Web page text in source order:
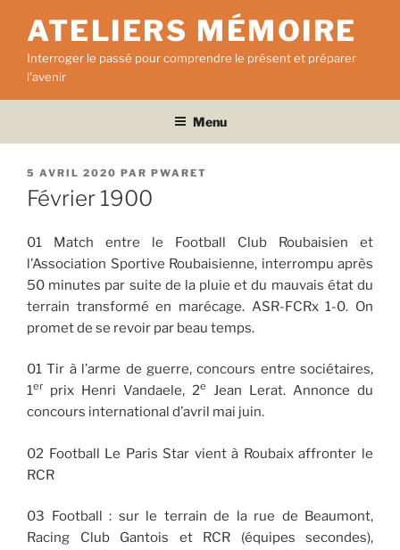
contenu
principal
ATELIERS MÉMOIRE
Interroger le passé pour comprendre le présent et préparer
l'avenir
Menu
PUBLIÉ
LE
5 AVRIL 2020 PAR PWARET
Février 1900
01 Match entre le Football Club Roubaisien et
l’Association Sportive Roubaisienne, interrompu après
50 minutes par suite de la pluie et du mauvais état du
terrain transformé en marécage. ASR-FCRx 1-0. On
promet de se revoir par beau temps.
01 Tir à l’arme de guerre, concours entre sociétaires,
1er prix Henri Vandaele, 2e
Jean Lerat. Annonce du
concours international d’avril mai juin.
02 Football Le Paris Star vient à Roubaix affronter le
RCR
03 Football : sur le terrain de la rue de Beaumont,
Racing Club Gantois et RCR (équipes secondes),